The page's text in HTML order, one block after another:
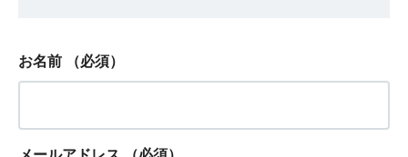
お名前 （必須）